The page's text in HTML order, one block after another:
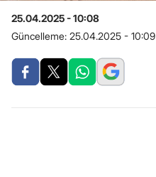
25.04.2025 - 10:08
Güncelleme: 25.04.2025 - 10:09